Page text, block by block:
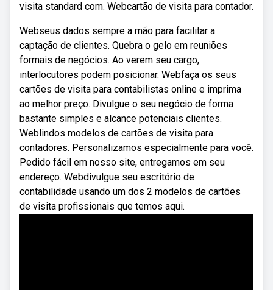
visita standard com. Webcartão de visita para contador.
Webseus dados sempre a mão para facilitar a
captação de clientes. Quebra o gelo em reuniões
formais de negócios. Ao verem seu cargo,
interlocutores podem posicionar. Webfaça os seus
cartões de visita para contabilistas online e imprima
ao melhor preço. Divulgue o seu negócio de forma
bastante simples e alcance potenciais clientes.
Weblindos modelos de cartões de visita para
contadores. Personalizamos especialmente para você.
Pedido fácil em nosso site, entregamos em seu
endereço. Webdivulgue seu escritório de
contabilidade usando um dos 2 modelos de cartões
de visita profissionais que temos aqui.